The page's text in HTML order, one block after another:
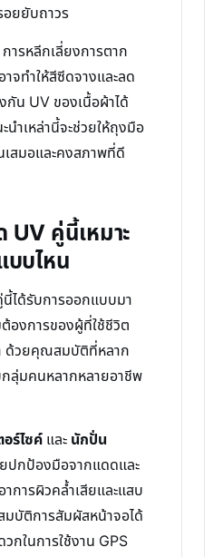
ยยับถาวร
ารหลีกเลี่ยงการตาก
จทำให้สีซีดจางและลด
น UV ของเนื้อผ้าได้
ำเหล่านี้จะช่วยให้ถุงมือ
สมอและคงสภาพที่ดี
คู่นี้เหมาะ
บบไหน
ได้รับการออกแบบมา
องการของผู้ที่ใช้ชีวิต
ด้วยคุณสมบัติที่หลาก
กลุ่มคนหลากหลายอาชีพ
ร์ไซค์ และ นักปั่น
ปกป้องมือจากแดดและ
การผิวคล้ำเสียและแสบ
บัติการสัมผัสหน้าจอได้
กในการใช้งาน GPS